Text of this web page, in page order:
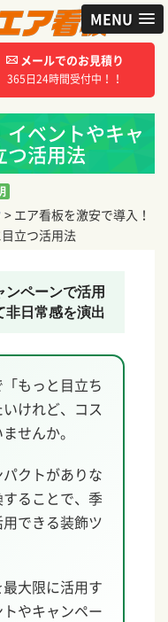
MENU
メールでのお見積り
365日24時間受付中！！
ベントやキャ
つ活用法
> エア看板を激安で導入！
立つ活用法
ンペーンで活用
非日常感を演出
もっと目立ち
けれど、コス
せんか。
クトがありな
ることで、季
できる装飾ツ
大限に活用す
やキャンペー